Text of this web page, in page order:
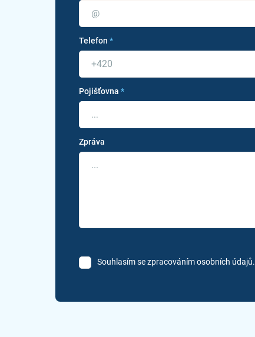
Telefon *
Pojišťovna *
...
Zpráva
Souhlasím se zpracováním osobních údajů.